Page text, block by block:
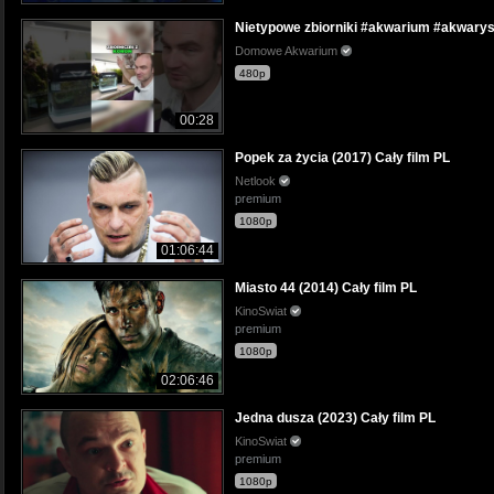
00:28
Nietypowe zbiorniki #akwarium
Domowe Akwarium
480p
01:06:44
Popek za życia (2017) Cały film PL
Netlook
premium
1080p
02:06:46
Miasto 44 (2014) Cały film PL
KinoSwiat
premium
1080p
Jedna dusza (2023) Cały film PL
KinoSwiat
premium
1080p